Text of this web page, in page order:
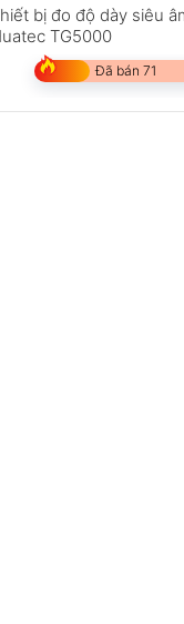
bị đo độ dày siêu
TG5000
Đã bán 71